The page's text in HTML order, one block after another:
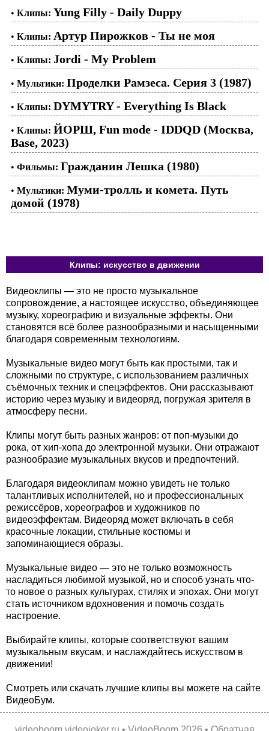
• Клипы: Yung Filly - Daily Duppy
• Клипы: Артур Пирожков - Ты не моя
• Клипы: Jordi - My Problem
• Мультики: Проделки Рамзеса. Серия 3 (1987)
• Клипы: DYMYTRY - Everything Is Black
• Клипы: ЙОРШ, Fun mode - IDDQD (Москва,
Base, 2023)
• Фильмы: Гражданин Лешка (1980)
• Мультики: Муми-тролль и комета. Путь
домой (1978)
Клипы: искусство в движении
Видеоклипы — это не просто музыкальное
сопровождение, а настоящее искусство, объединяющее
музыку, хореографию и визуальные эффекты. Они
становятся всё более разнообразными и насыщенными
благодаря современным технологиям.
Музыкальные видео могут быть как простыми, так и
сложными по структуре, с использованием различных
съёмочных техник и спецэффектов. Они рассказывают
историю через музыку и видеоряд, погружая зрителя в
атмосферу песни.
Клипы могут быть разных жанров: от поп-музыки до
рока, от хип-хопа до электронной музыки. Они отражают
разнообразие музыкальных вкусов и предпочтений.
Благодаря видеоклипам можно увидеть не только
талантливых исполнителей, но и профессиональных
режиссёров, хореографов и художников по
видеоэффектам. Видеоряд может включать в себя
красочные локации, стильные костюмы и
запоминающиеся образы.
Музыкальные видео — это не только возможность
насладиться любимой музыкой, но и способ узнать что-
то новое о разных культурах, стилях и эпохах. Они могут
стать источником вдохновения и помочь создать
настроение.
Выбирайте клипы, которые соответствуют вашим
музыкальным вкусам, и наслаждайтесь искусством в
движении!
Смотреть или скачать лучшие клипы вы можете на сайте
ВидеоБум.